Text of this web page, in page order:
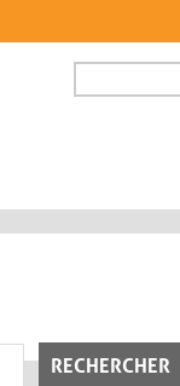
RECHERCHER